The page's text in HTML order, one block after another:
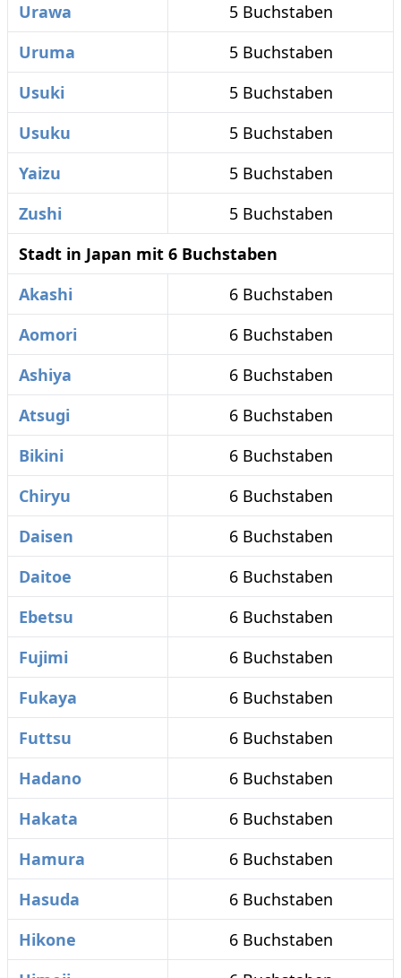
Urawa
5 Buchstaben
Uruma
5 Buchstaben
Usuki
5 Buchstaben
Usuku
5 Buchstaben
Yaizu
5 Buchstaben
Zushi
5 Buchstaben
Stadt in Japan mit 6 Buchstaben
Akashi
6 Buchstaben
Aomori
6 Buchstaben
Ashiya
6 Buchstaben
Atsugi
6 Buchstaben
Bikini
6 Buchstaben
Chiryu
6 Buchstaben
Daisen
6 Buchstaben
Daitoe
6 Buchstaben
Ebetsu
6 Buchstaben
Fujimi
6 Buchstaben
Fukaya
6 Buchstaben
Futtsu
6 Buchstaben
Hadano
6 Buchstaben
Hakata
6 Buchstaben
Hamura
6 Buchstaben
Hasuda
6 Buchstaben
Hikone
6 Buchstaben